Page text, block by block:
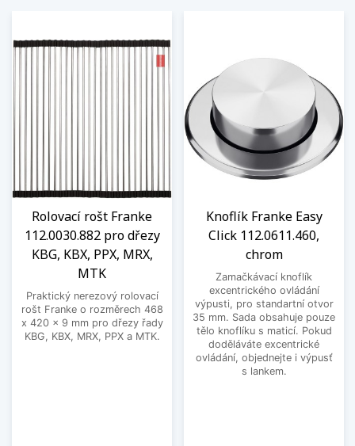
Rolovací rošt Franke
112.0030.882 pro dřezy
KBG, KBX, PPX, MRX,
MTK
Praktický nerezový rolovací
rošt Franke o rozměrech 468
x 420 x 9 mm pro dřezy řady
KBG, KBX, MRX, PPX a MTK.
Knoflík Franke Easy
Click 112.0611.460,
chrom
Zamačkávací knoflík
excentrického ovládání
výpusti, pro standartní otvor
35 mm. Sada obsahuje pouze
tělo knoflíku s maticí. Pokud
doděláváte excentrické
ovládání, objednejte i výpusť
s lankem.